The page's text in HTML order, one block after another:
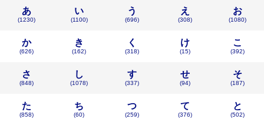
あ
(1230)
い
(1100)
う
(696)
え
(308)
お
(1080)
か
(626)
き
(162)
く
(318)
け
(15)
こ
(392)
さ
(848)
し
(1078)
す
(337)
せ
(94)
そ
(187)
た
(858)
ち
(60)
つ
(259)
て
(376)
と
(502)